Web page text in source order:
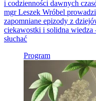
i codzienności dawnych
mgr Leszek Wróbel
zapomniane epizody z
ciekawostki i solidna wiedza
słuchać
Program